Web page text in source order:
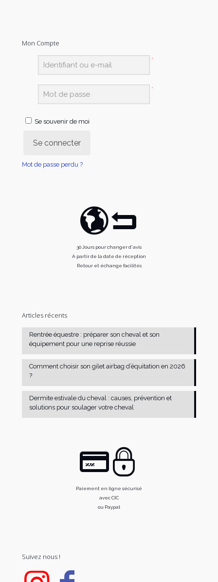
Mon Compte
*
*
Se souvenir de moi
Se connecter
Mot de passe perdu ?
30 Jours pour changer d'avis
A partir de la date de réception
Retour et échange facilités
Articles récents
Rentrée équestre : préparer son cheval et son
équipement pour une reprise réussie
Comment choisir son gilet airbag d’équitation en 2026
?
Dermite estivale du cheval : causes, prévention et
solutions pour soulager votre cheval
Paiement en ligne sécurisé
avec CIC
ou Paypal
Suivez nous !